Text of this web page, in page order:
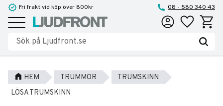
Meny
Fri frakt vid köp över 800kr 08 - 580 340 43
Favoriter
HEM TRUMMOR
TRUMSKINN
LÖSA TRUMSKINN